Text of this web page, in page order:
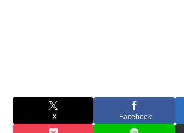
X Facebook